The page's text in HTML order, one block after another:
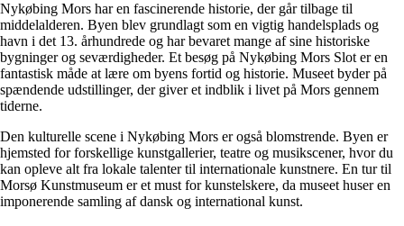
Nykøbing Mors har en fascinerende historie, der går tilbage til
middelalderen. Byen blev grundlagt som en vigtig handelsplads og
havn i det 13. århundrede og har bevaret mange af sine historiske
bygninger og seværdigheder. Et besøg på Nykøbing Mors Slot er en
fantastisk måde at lære om byens fortid og historie. Museet byder på
spændende udstillinger, der giver et indblik i livet på Mors gennem
tiderne.
Den kulturelle scene i Nykøbing Mors er også blomstrende. Byen er
hjemsted for forskellige kunstgallerier, teatre og musikscener, hvor du
kan opleve alt fra lokale talenter til internationale kunstnere. En tur til
Morsø Kunstmuseum er et must for kunstelskere, da museet huser en
imponerende samling af dansk og international kunst.